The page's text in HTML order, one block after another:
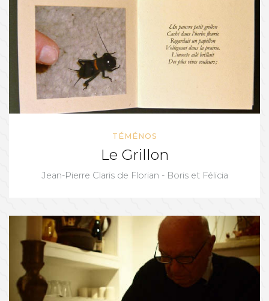
TÉMÉNOS
Le Grillon
Jean-Pierre Claris de Florian - Boris et Félicia